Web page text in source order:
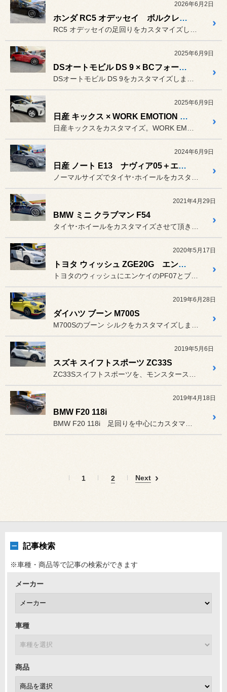
2026年6月2日
ホンダ RC5 オデッセイ ボルクレーシングG025
2025年6月9日
DSオートモビル DS 9 × BCフォージド EH181
2025年6月9日
日産 キックス × WORK EMOTION T5R 2P
2024年6月9日
日産 ノート E13 ナヴィア05＋エコピアNH200C 16インチ
2021年4月29日
BMW ミニ クラブマン F54
2020年5月17日
トヨタ ウィッシュ ZGE20G エンケイPF07 ＋ レグノGRVⅡ
2019年6月28日
ダイハツ ブーン M700S
2019年5月6日
スズキ スイフトスポーツ ZC33S
2019年4月18日
BMW F20 118i
1 2 Next
記事検索
※車種・商品等で記事の検索ができます
メーカー
車種
商品